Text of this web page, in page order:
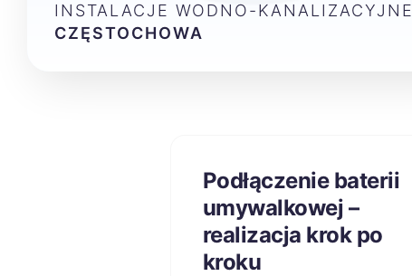
INSTALACJE WODNO-KANALIZACYJNE
CZĘSTOCHOWA
Podłączenie baterii
umywalkowej –
realizacja krok po
kroku